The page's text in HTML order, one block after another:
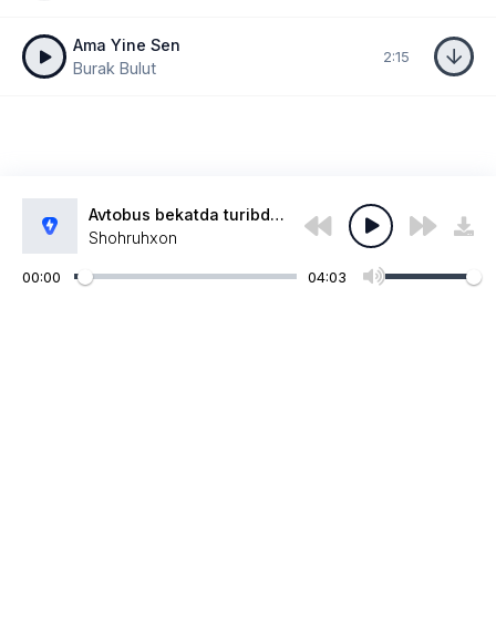
Ama Yine Sen
Burak Bulut
2:15
Avtobus bekatda turibdi bir pari
Shohruhxon
00:00 04:03